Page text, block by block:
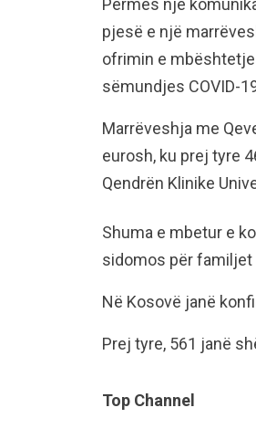
Përmes një
pjesë e një
ofrimin e
sëmundjes COVID-
Marrëveshja me
eurosh, ku prej tyre
Qendrën Klinike
Shuma e mbetur e
sidomos për familjet
Në Kosovë janë
Prej tyre, 561 janë
Top Channel